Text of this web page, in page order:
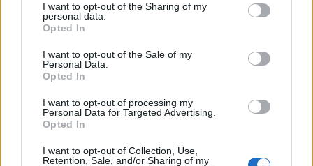
I want to opt-out of the Sharing of my
personal data.
Opted In
I want to opt-out of the Sale of my
Personal Data.
Opted In
I want to opt-out of processing my
Personal Data for Targeted Advertising.
Opted In
I want to opt-out of Collection, Use,
Retention, Sale, and/or Sharing of my
tartozik, melynek olvasása előfizetéses
regisztrációhoz kötött.
Az előfizetés a következőket tartalmazza:
Portfolio.hu teljes cikkarchívum
kötéslistái
Előfizetés